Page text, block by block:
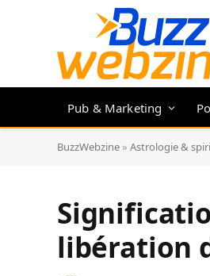
Pub & Marketing
BuzzWebzine » Astrologie &
libération